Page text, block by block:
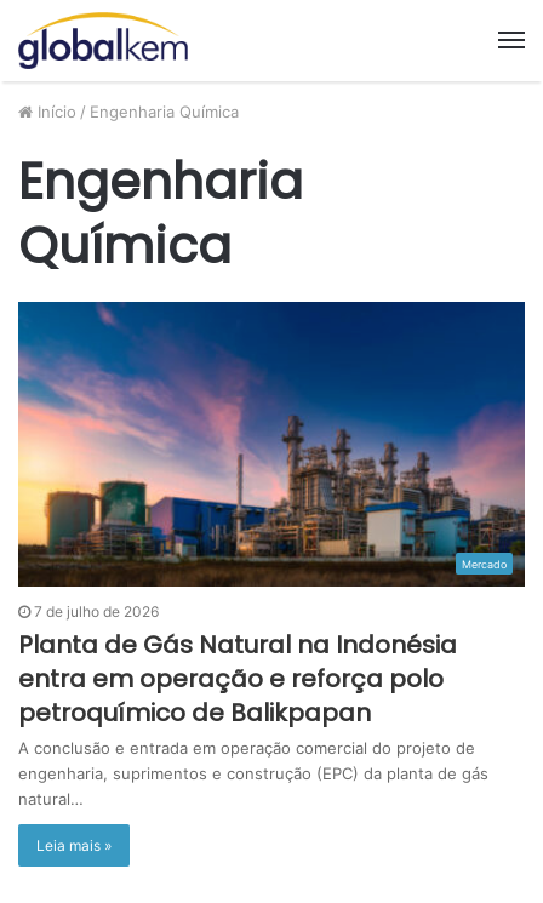
Início / Engenharia Química
Engenharia
Química
Mercado
7 de julho de 2026
Planta de Gás Natural na Indonésia
entra em operação e reforça polo
petroquímico de Balikpapan
A conclusão e entrada em operação comercial do projeto de
engenharia, suprimentos e construção (EPC) da planta de gás
natural…
Leia mais »